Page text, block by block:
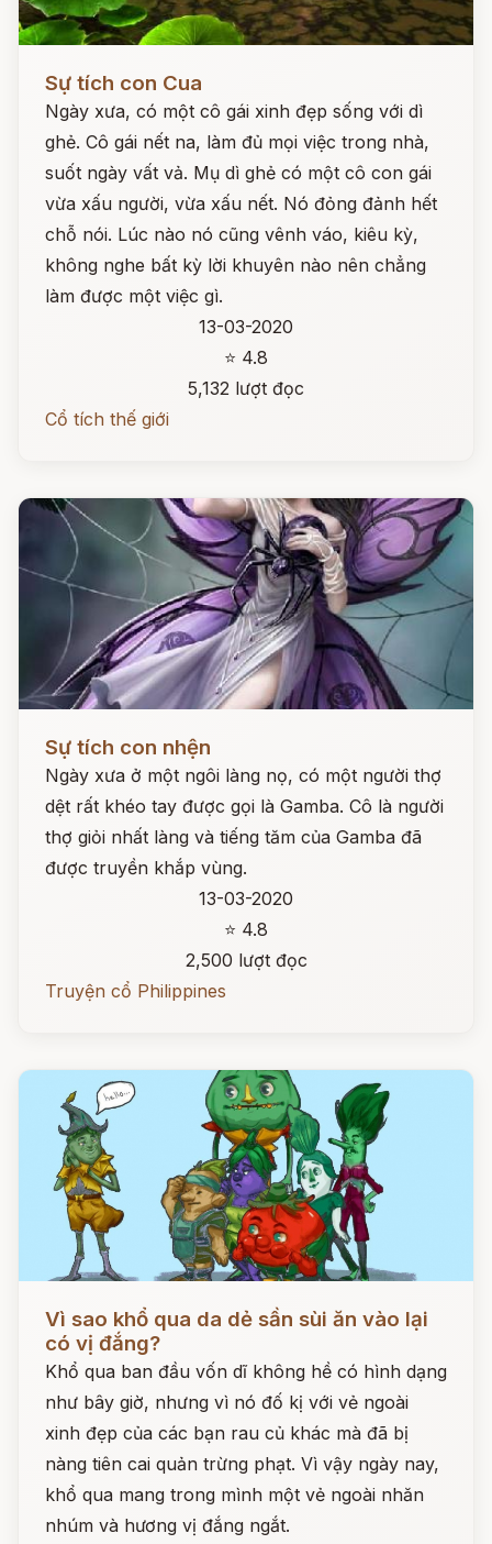
Sự tích con Cua
Ngày xưa, có một cô gái xinh đẹp sống với dì
ghẻ. Cô gái nết na, làm đủ mọi việc trong nhà,
suốt ngày vất vả. Mụ dì ghẻ có một cô con gái
vừa xấu người, vừa xấu nết. Nó đỏng đảnh hết
chỗ nói. Lúc nào nó cũng vênh váo, kiêu kỳ,
không nghe bất kỳ lời khuyên nào nên chẳng
làm được một việc gì.
13-03-2020
⭐ 4.8
5,132 lượt đọc
Cổ tích thế giới
Sự tích con nhện
Ngày xưa ở một ngôi làng nọ, có một người thợ
dệt rất khéo tay được gọi là Gamba. Cô là người
thợ giỏi nhất làng và tiếng tăm của Gamba đã
được truyền khắp vùng.
13-03-2020
⭐ 4.8
2,500 lượt đọc
Truyện cổ Philippines
Vì sao khổ qua da dẻ sần sùi ăn vào lại
có vị đắng?
Khổ qua ban đầu vốn dĩ không hề có hình dạng
như bây giờ, nhưng vì nó đố kị với vẻ ngoài
xinh đẹp của các bạn rau củ khác mà đã bị
nàng tiên cai quản trừng phạt. Vì vậy ngày nay,
khổ qua mang trong mình một vẻ ngoài nhăn
nhúm và hương vị đắng ngắt.